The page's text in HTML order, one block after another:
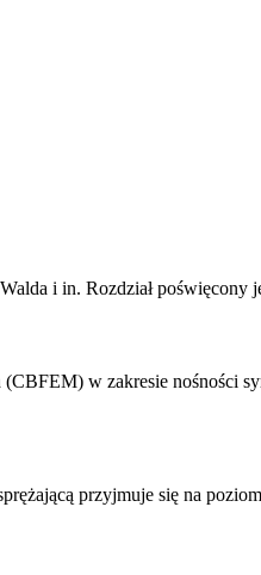
i in. Rozdział poświęcony
w zakresie nośności
przyjmuje się na